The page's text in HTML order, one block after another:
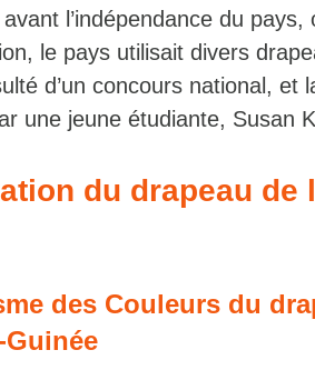
l’indépendance du
le pays utilisait divers
d’un concours national, et
une jeune étudiante, Susan
du drapeau de
des Couleurs du